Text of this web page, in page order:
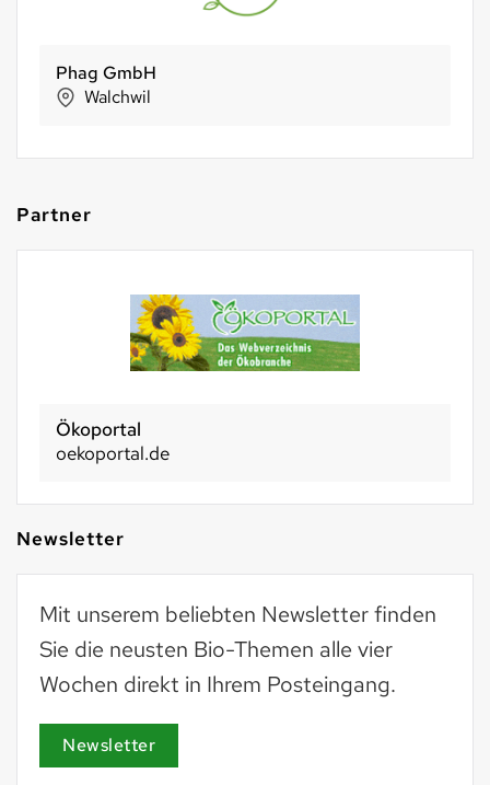
Phag GmbH
Walchwil
Partner
Basel 2030
basel2030.ch
Newsletter
Mit unserem beliebten Newsletter finden
Sie die neusten Bio-Themen alle vier
Wochen direkt in Ihrem Posteingang.
Newsletter